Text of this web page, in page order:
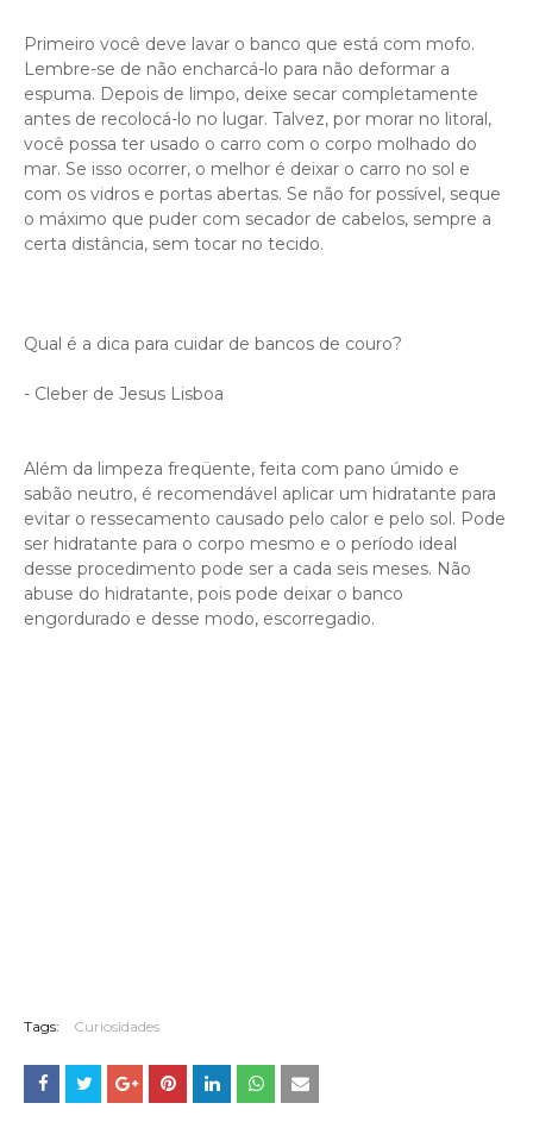
Primeiro você deve lavar o banco que está com mofo.
Lembre-se de não encharcá-lo para não deformar a
espuma. Depois de limpo, deixe secar completamente
antes de recolocá-lo no lugar. Talvez, por morar no litoral,
você possa ter usado o carro com o corpo molhado do
mar. Se isso ocorrer, o melhor é deixar o carro no sol e
com os vidros e portas abertas. Se não for possível, seque
o máximo que puder com secador de cabelos, sempre a
certa distância, sem tocar no tecido.
Qual é a dica para cuidar de bancos de couro?
- Cleber de Jesus Lisboa
Além da limpeza freqüente, feita com pano úmido e
sabão neutro, é recomendável aplicar um hidratante para
evitar o ressecamento causado pelo calor e pelo sol. Pode
ser hidratante para o corpo mesmo e o período ideal
desse procedimento pode ser a cada seis meses. Não
abuse do hidratante, pois pode deixar o banco
engordurado e desse modo, escorregadio.
Tags: Curiosidades